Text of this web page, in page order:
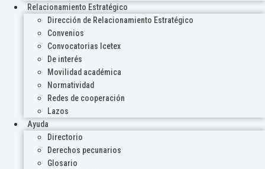
Relacionamiento Estratégico
Dirección de Relacionamiento Estratégico
Convenios
Convocatorias Icetex
De interés
Movilidad académica
Normatividad
Redes de cooperación
Lazos
Ayuda
Directorio
Derechos pecunarios
Glosario